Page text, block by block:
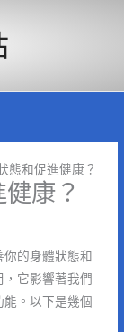
態和促進健康？
康？
的身體狀態和
它影響著我們
。以下是幾個